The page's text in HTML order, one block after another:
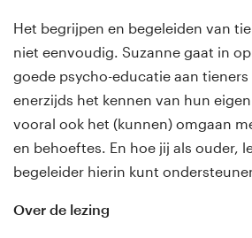
Het begrijpen en begeleiden van
niet eenvoudig. Suzanne gaat in
goede psycho-educatie aan
enerzijds het kennen van hun
vooral ook het (kunnen) omgaan
en behoeftes. En hoe jij als ouder,
begeleider hierin kunt
Over de lezing